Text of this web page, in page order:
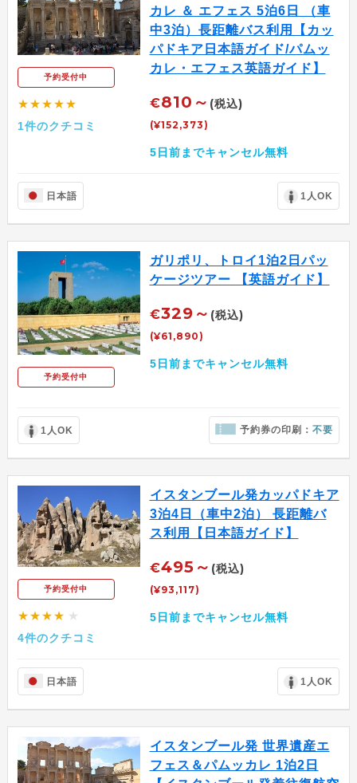
予約受付中
★★★★★
1件のクチコミ
カレ ＆ エフェス 5泊6日 （車
中3泊）長距離バス利用【カッ
パドキア日本語ガイド/パムッ
カレ・エフェス英語ガイド】
€810～ (税込)
(¥152,373)
5日前までキャンセル無料
日本語 1人OK
予約受付中
ガリポリ、トロイ1泊2日パッ
ケージツアー 【英語ガイド】
€329～ (税込)
(¥61,890)
5日前までキャンセル無料
1人OK 予約券の印刷：不要
予約受付中
★★★★ ★
4件のクチコミ
イスタンブール発カッパドキア
3泊4日（車中2泊） 長距離バ
ス利用【日本語ガイド】
€495～ (税込)
(¥93,117)
5日前までキャンセル無料
日本語 1人OK
イスタンブール発 世界遺産エ
フェス＆パムッカレ 1泊2日